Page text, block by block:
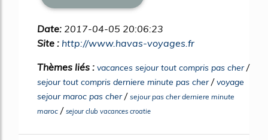
Date: 2017-04-05 20:06:23
Site : http://www.havas-voyages.fr
Thèmes liés : vacances sejour tout compris pas cher/
sejour tout compris derniere minute pas cher/voyage
sejour maroc pas cher/ sejour pas cher derniere minute
maroc / sejour club vacances croatie